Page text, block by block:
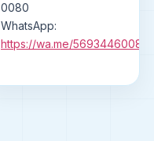
0080
WhatsApp:
https://wa.me/56934460080